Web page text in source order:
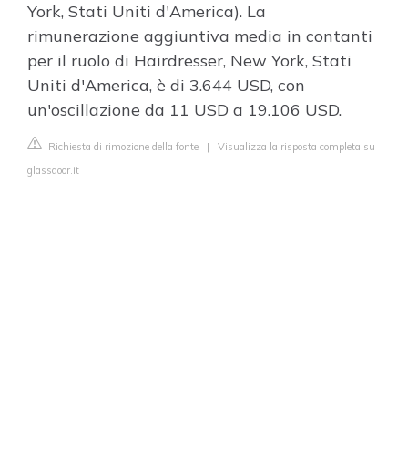
York, Stati Uniti d'America). La
rimunerazione aggiuntiva media in contanti
per il ruolo di Hairdresser, New York, Stati
Uniti d'America, è di 3.644 USD, con
un'oscillazione da 11 USD a 19.106 USD.
Richiesta di rimozione della fonte | Visualizza la risposta completa su
glassdoor.it